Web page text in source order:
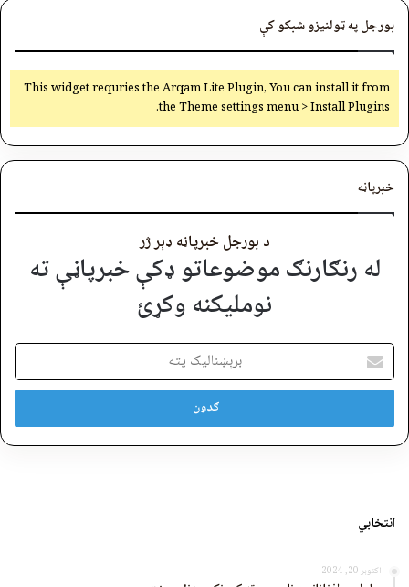
بورجل په ټولنیزو شبکو کې
This widget requries the Arqam Lite Plugin, You can install it from
the Theme settings menu > Install Plugins.
خبرپاڼه
د بورجل خبرپاڼه ډېر ژر
له رنګارنګ موضوعاتو ډکې خبرپاڼې ته
نوملیکنه وکړئ
برېښنالیک
پته
انتخابي
اکتوبر 20, 2024